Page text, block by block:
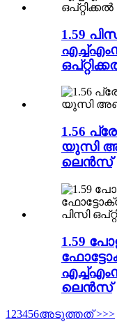
1.59
1.56
യുസി
ലെൻസ്
1.59
ലെൻസ്
1 23456അടുത്തത് >>>